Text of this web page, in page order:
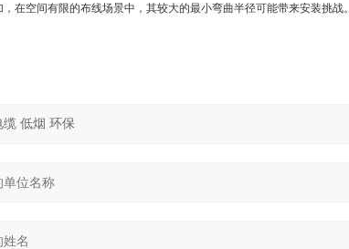
在空间有限的布线场景中，其较大的最小弯曲半径可能带来安装挑战。